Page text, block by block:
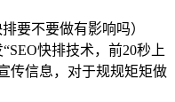
要不要做有影响吗）
快排技术，前20秒上
传信息，对于规规矩矩做